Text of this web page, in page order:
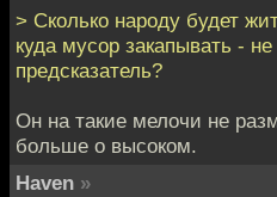
> Сколько народу будет
куда мусор закапывать -
предсказатель?
Он на такие мелочи не
больше о высоком.
Haven »